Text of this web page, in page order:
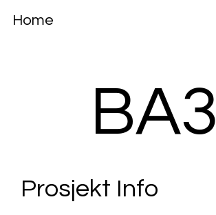
Home
BA3
Prosjekt Info